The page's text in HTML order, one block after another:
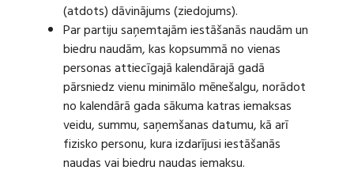
(atdots) dāvinājums (ziedojums).
Par partiju saņemtajām iestāšanās naudām un
biedru naudām, kas kopsummā no vienas
personas attiecīgajā kalendārajā gadā
pārsniedz vienu minimālo mēnešalgu, norādot
no kalendārā gada sākuma katras iemaksas
veidu, summu, saņemšanas datumu, kā arī
fizisko personu, kura izdarījusi iestāšanās
naudas vai biedru naudas iemaksu.